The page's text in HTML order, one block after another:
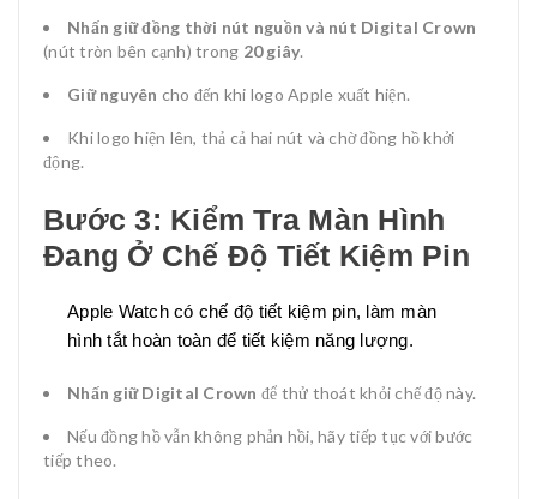
Nhấn giữ đồng thời nút nguồn và nút Digital Crown
(nút tròn bên cạnh) trong 20 giây.
Giữ nguyên cho đến khi logo Apple xuất hiện.
Khi logo hiện lên, thả cả hai nút và chờ đồng hồ khởi
động.
Bước 3: Kiểm Tra Màn Hình
Đang Ở Chế Độ Tiết Kiệm Pin
Apple Watch có chế độ tiết kiệm pin, làm màn
hình tắt hoàn toàn để tiết kiệm năng lượng.
Nhấn giữ Digital Crown để thử thoát khỏi chế độ này.
Nếu đồng hồ vẫn không phản hồi, hãy tiếp tục với bước
tiếp theo.